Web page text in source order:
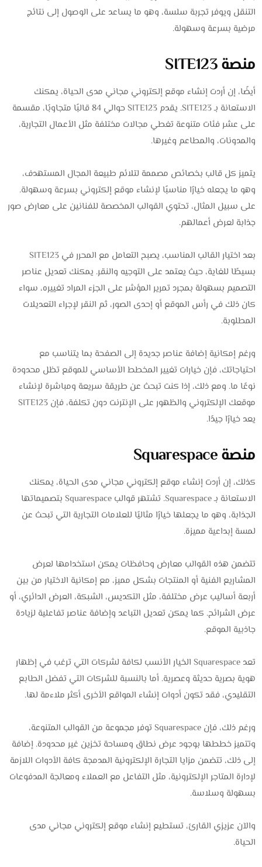
التنقل ويوفر تجربة سلسة، وهو ما يساعد على الوصول إلى نتائج
مرضية بسرعة وسهولة.
منصةSITE123
أيضًا، إن أردت إنشاء موقع إلكتروني مجاني مدى الحياة، يمكنك
الاستعانة بـ SITE123. يقدم SITE123 حوالي 84 قالبًا متجاوبًا، مقسمة
على عشر فئات متنوعة تغطي مجالات مختلفة مثل الأعمال التجارية،
والمدونات، والمطاعم وغيرها.
يتميز كل قالب بخصائص مصممة لتلائم طبيعة المجال المستهدف،
وهو ما يجعله خيارًا مناسبًا لإنشاء موقع إلكتروني بسرعة وسهولة.
على سبيل المثال، تحتوي القوالب المخصصة للفنانين على معارض صور
جذابة لعرض أعمالهم.
بعد اختيار القالب المناسب، يصبح التعامل مع المحرر في SITE123
بسيطًا للغاية، حيث يعتمد على التوجيه والنقر. يمكنك تعديل عناصر
التصميم بسهولة بمجرد تمرير المؤشر على الجزء المراد تغييره، سواء
كان ذلك في رأس الموقع أو إحدى الصور، ثم النقر لإجراء التعديلات
المطلوبة.
ورغم إمكانية إضافة عناصر جديدة إلى الصفحة بما يتناسب مع
احتياجاتك، فإن خيارات تغيير المخطط الأساسي للموقع تظل محدودة
نوعًا ما. ومع ذلك، إذا كنت تبحث عن طريقة سريعة ومباشرة لإنشاء
موقعك الإلكتروني والظهور على الإنترنت دون تكلفة، فإن SITE123
يعد خيارًا جيدًا.
منصة Squarespace
كذلك، إن أردت إنشاء موقع إلكتروني مجاني مدى الحياة، يمكنك
الاستعانة بـ Squarespace. تشتهر قوالب Squarespace بتصميماتها
الجذابة، وهو ما يجعلها خيارًا مثاليًا للعلامات التجارية التي تبحث عن
لمسة إبداعية مميزة.
تتضمن هذه القوالب معارض وحافظات يمكن استخدامها لعرض
المشاريع الفنية أو المنتجات بشكل مميز، مع إمكانية الاختيار من بين
أربعة أساليب عرض مختلفة، مثل التكديس، الشبكة، العرض الدائري، أو
عرض الشرائح. كما يمكن تعديل التباعد وإضافة عناصر تفاعلية لزيادة
جاذبية الموقع.
تعد Squarespace الخيار الأنسب لكافة لشركات التي ترغب في إظهار
هوية بصرية حديثة وعصرية. أما بالنسبة للشركات التي تفضل الطابع
التقليدي، فقد تكون أدوات إنشاء المواقع الأخرى أكثر ملاءمة لها.
ورغم ذلك، فإن Squarespace توفر مجموعة من القوالب المتنوعة،
وتتميز خططها بوجود عرض نطاق ومساحة تخزين غير محدودة. إضافة
إلى ذلك، تتضمن مزايا التجارة الإلكترونية المدمجة كافة الأدوات اللازمة
لإدارة المتاجر الإلكترونية، مثل التفاعل مع العملاء ومعالجة المدفوعات
بسهولة وسلاسة.
والآن عزيزي القارئ، تستطيع إنشاء موقع إلكتروني مجاني مدى
الحياة.